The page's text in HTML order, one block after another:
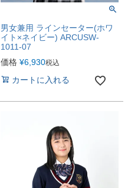
男女兼用 ラインセーター(ホワ
イト×ネイビー) ARCUSW-
1011-07
価格 ¥6,930税込
カートに入れる